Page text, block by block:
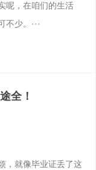
呢，在咱们的生活
少。···
全！
，就像毕业证丢了这